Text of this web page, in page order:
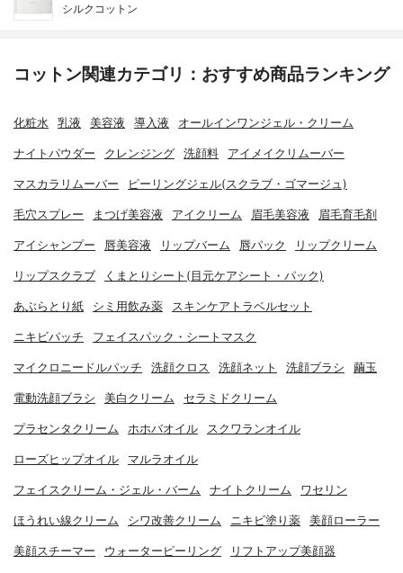
シルクコットン
コットン関連カテゴリ：おすすめ商品ランキング
化粧水 乳液 美容液 導入液 オールインワンジェル・クリーム
ナイトパウダー クレンジング 洗顔料 アイメイクリムーバー
マスカラリムーバー ピーリングジェル(スクラブ・ゴマージュ)
毛穴スプレー まつげ美容液 アイクリーム 眉毛美容液 眉毛育毛剤
アイシャンプー 唇美容液 リップバーム 唇パック リップクリーム
リップスクラブ くまとりシート(目元ケアシート・パック)
あぶらとり紙 シミ用飲み薬 スキンケアトラベルセット
ニキビパッチ フェイスパック・シートマスク
マイクロニードルパッチ 洗顔クロス 洗顔ネット 洗顔ブラシ 繭玉
電動洗顔ブラシ 美白クリーム セラミドクリーム
プラセンタクリーム ホホバオイル スクワランオイル
ローズヒップオイル マルラオイル
フェイスクリーム・ジェル・バーム ナイトクリーム ワセリン
ほうれい線クリーム シワ改善クリーム ニキビ塗り薬 美顔ローラー
美顔スチーマー ウォーターピーリング リフトアップ美顔器